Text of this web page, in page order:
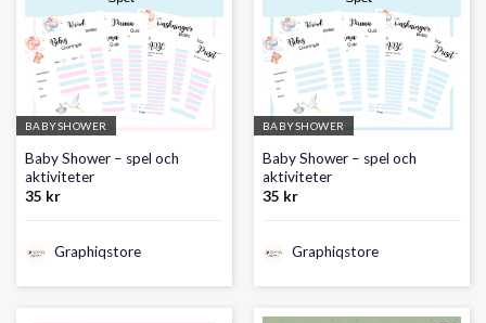
BABYSHOWER
Baby Shower – spel och
aktiviteter
35 kr
Graphiqstore
BABYSHOWER
Baby Shower – spel och
aktiviteter
35 kr
Graphiqstore